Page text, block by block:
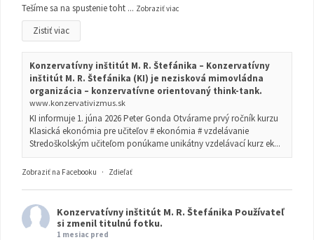
Tešíme sa na spustenie toht ... Zobraziť viac
Zistiť viac
Konzervatívny inštitút M. R. Štefánika – Konzervatívny
inštitút M. R. Štefánika (KI) je nezisková mimovládna
organizácia – konzervatívne orientovaný think-tank.
www.konzervativizmus.sk
KI informuje 1. júna 2026 Peter Gonda Otvárame prvý ročník kurzu
Klasická ekonómia pre učiteľov # ekonómia # vzdelávanie
Stredoškolským učiteľom ponúkame unikátny vzdelávací kurz ek...
Zobraziť na Facebooku · Zdieľať
Konzervatívny inštitút M. R. Štefánika Používateľ
si zmenil titulnú fotku.
1 mesiac pred